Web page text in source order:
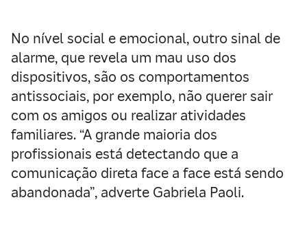
No nível social e emocional, outro sinal de
alarme, que revela um mau uso dos
dispositivos, são os comportamentos
antissociais, por exemplo, não querer sair
com os amigos ou realizar atividades
familiares. “A grande maioria dos
profissionais está detectando que a
comunicação direta face a face está sendo
abandonada”, adverte Gabriela Paoli.